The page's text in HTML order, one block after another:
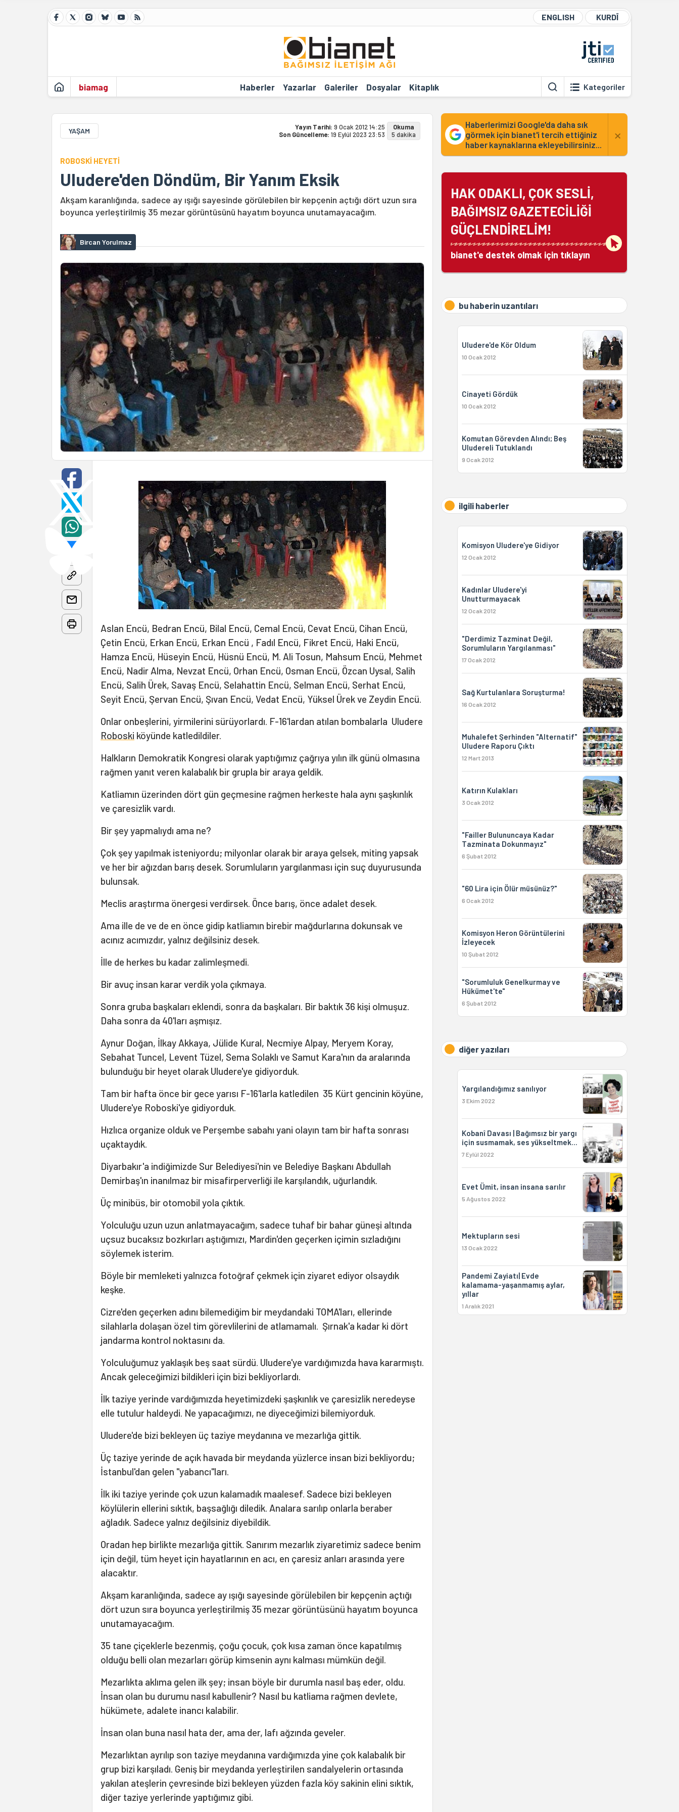
ENGLISH KURDÎ
biamag Haberler Yazarlar Galeriler Dosyalar Kitaplık Kategoriler
YAŞAM Yayın Tarihi: 9 Ocak 2012 14:25
Son Güncelleme: 19 Eylül 2023 23:53
Okuma
5 dakika
ROBOSKİ HEYETİ
Uludere'den Döndüm, Bir Yanım Eksik
Akşam karanlığında, sadece ay ışığı sayesinde görülebilen bir kepçenin açtığı dört uzun sıra
boyunca yerleştirilmiş 35 mezar görüntüsünü hayatım boyunca unutamayacağım.
Bircan Yorulmaz
Aslan Encü, Bedran Encü, Bilal Encü, Cemal Encü, Cevat Encü, Cihan Encü,
Çetin Encü, Erkan Encü, Erkan Encü , Fadıl Encü, Fikret Encü, Haki Encü,
Hamza Encü, Hüseyin Encü, Hüsnü Encü, M. Ali Tosun, Mahsum Encü, Mehmet
Encü, Nadir Alma, Nevzat Encü, Orhan Encü, Osman Encü, Özcan Uysal, Salih
Encü, Salih Ürek, Savaş Encü, Selahattin Encü, Selman Encü, Serhat Encü,
Seyit Encü, Şervan Encü, Şıvan Encü, Vedat Encü, Yüksel Ürek ve Zeydin Encü.
Onlar onbeşlerini, yirmilerini sürüyorlardı. F-16'lardan atılan bombalarla Uludere
Roboski köyünde katledildiler.
Halkların Demokratik Kongresi olarak yaptığımız çağrıya yılın ilk günü olmasına
rağmen yanıt veren kalabalık bir grupla bir araya geldik.
Katliamın üzerinden dört gün geçmesine rağmen herkeste hala aynı şaşkınlık
ve çaresizlik vardı.
Bir şey yapmalıydı ama ne?
Çok şey yapılmak isteniyordu; milyonlar olarak bir araya gelsek, miting yapsak
ve her bir ağızdan barış desek. Sorumluların yargılanması için suç duyurusunda
bulunsak.
Meclis araştırma önergesi verdirsek. Önce barış, önce adalet desek.
Ama ille de ve de en önce gidip katliamın birebir mağdurlarına dokunsak ve
acınız acımızdır, yalnız değilsiniz desek.
İlle de herkes bu kadar zalimleşmedi.
Bir avuç insan karar verdik yola çıkmaya.
Sonra gruba başkaları eklendi, sonra da başkaları. Bir baktık 36 kişi olmuşuz.
Daha sonra da 40'ları aşmışız.
Aynur Doğan, İlkay Akkaya, Jülide Kural, Necmiye Alpay, Meryem Koray,
Sebahat Tuncel, Levent Tüzel, Sema Solaklı ve Samut Kara'nın da aralarında
bulunduğu bir heyet olarak Uludere'ye gidiyorduk.
Tam bir hafta önce bir gece yarısı F-16'larla katledilen 35 Kürt gencinin köyüne,
Uludere'ye Roboski'ye gidiyorduk.
Hızlıca organize olduk ve Perşembe sabahı yani olayın tam bir hafta sonrası
uçaktaydık.
Diyarbakır'a indiğimizde Sur Belediyesi'nin ve Belediye Başkanı Abdullah
Demirbaş'ın inanılmaz bir misafirperverliği ile karşılandık, uğurlandık.
Üç minibüs, bir otomobil yola çıktık.
Yolculuğu uzun uzun anlatmayacağım, sadece tuhaf bir bahar güneşi altında
uçsuz bucaksız bozkırları aştığımızı, Mardin'den geçerken içimin sızladığını
söylemek isterim.
Böyle bir memleketi yalnızca fotoğraf çekmek için ziyaret ediyor olsaydık
keşke.
Cizre'den geçerken adını bilemediğim bir meydandaki TOMA'ları, ellerinde
silahlarla dolaşan özel tim görevlilerini de atlamamalı. Şırnak'a kadar ki dört
jandarma kontrol noktasını da.
Yolculuğumuz yaklaşık beş saat sürdü. Uludere'ye vardığımızda hava kararmıştı.
Ancak geleceğimizi bildikleri için bizi bekliyorlardı.
İlk taziye yerinde vardığımızda heyetimizdeki şaşkınlık ve çaresizlik neredeyse
elle tutulur haldeydi. Ne yapacağımızı, ne diyeceğimizi bilemiyorduk.
Uludere'de bizi bekleyen üç taziye meydanına ve mezarlığa gittik.
Üç taziye yerinde de açık havada bir meydanda yüzlerce insan bizi bekliyordu;
İstanbul'dan gelen "yabancı"ları.
İlk iki taziye yerinde çok uzun kalamadık maalesef. Sadece bizi bekleyen
köylülerin ellerini sıktık, başsağlığı diledik. Analara sarılıp onlarla beraber
ağladık. Sadece yalnız değilsiniz diyebildik.
Oradan hep birlikte mezarlığa gittik. Sanırım mezarlık ziyaretimiz sadece benim
için değil, tüm heyet için hayatlarının en acı, en çaresiz anları arasında yere
alacaktır.
Akşam karanlığında, sadece ay ışığı sayesinde görülebilen bir kepçenin açtığı
dört uzun sıra boyunca yerleştirilmiş 35 mezar görüntüsünü hayatım boyunca
unutamayacağım.
35 tane çiçeklerle bezenmiş, çoğu çocuk, çok kısa zaman önce kapatılmış
olduğu belli olan mezarları görüp kimsenin aynı kalması mümkün değil.
Mezarlıkta aklıma gelen ilk şey; insan böyle bir durumla nasıl baş eder, oldu.
İnsan olan bu durumu nasıl kabullenir? Nasıl bu katliama rağmen devlete,
hükümete, adalete inancı kalabilir.
İnsan olan buna nasıl hata der, ama der, lafı ağzında geveler.
Mezarlıktan ayrılıp son taziye meydanına vardığımızda yine çok kalabalık bir
grup bizi karşıladı. Geniş bir meydanda yerleştirilen sandalyelerin ortasında
yakılan ateşlerin çevresinde bizi bekleyen yüzden fazla köy sakinin elini sıktık,
diğer taziye yerlerinde yaptığımız gibi.
Haberlerimizi Google'da daha sık
görmek için bianet'i tercih ettiğiniz
haber kaynaklarına ekleyebilirsiniz...
×
HAK ODAKLI, ÇOK SESLİ,
BAĞIMSIZ GAZETECİLİĞİ
GÜÇLENDİRELİM!
bianet'e destek olmak için tıklayın
bu haberin uzantıları
Uludere'de Kör Oldum
10 Ocak 2012
Cinayeti Gördük
10 Ocak 2012
Komutan Görevden Alındı; Beş
Uludereli Tutuklandı
9 Ocak 2012
ilgili haberler
Komisyon Uludere'ye Gidiyor
12 Ocak 2012
Kadınlar Uludere'yi
Unutturmayacak
12 Ocak 2012
"Derdimiz Tazminat Değil,
Sorumluların Yargılanması"
17 Ocak 2012
Sağ Kurtulanlara Soruşturma!
16 Ocak 2012
Muhalefet Şerhinden "Alternatif"
Uludere Raporu Çıktı
12 Mart 2013
Katırın Kulakları
3 Ocak 2012
"Failler Bulununcaya Kadar
Tazminata Dokunmayız"
6 Şubat 2012
"60 Lira için Ölür müsünüz?"
6 Ocak 2012
Komisyon Heron Görüntülerini
İzleyecek
10 Şubat 2012
"Sorumluluk Genelkurmay ve
Hükümet'te"
6 Şubat 2012
diğer yazıları
Yargılandığımız sanılıyor
3 Ekim 2022
Kobanî Davası | Bağımsız bir yargı
için susmamak, ses yükseltmek...
7 Eylül 2022
Evet Ümit, insan insana sarılır
5 Ağustos 2022
Mektupların sesi
13 Ocak 2022
Pandemi Zayiatı| Evde
kalamama-yaşanmamış aylar,
yıllar
1 Aralık 2021